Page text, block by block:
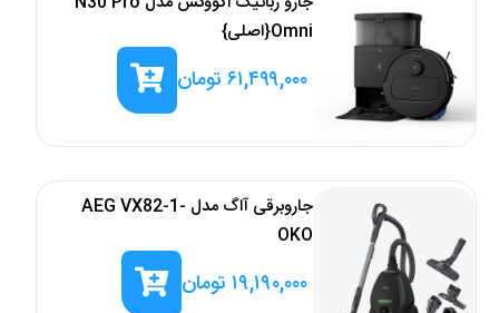
Omni{اصلی}
تومان ۶۱,۴۹۹,۰۰۰
جاروبرقی آاگ مدل AEG VX82-1-
OKO
تومان ۱۹,۱۹۰,۰۰۰